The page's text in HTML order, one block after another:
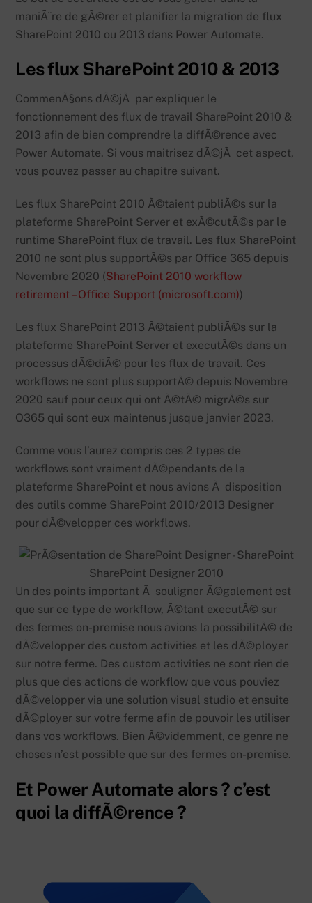
maniÃ¨re de gÃ©rer et planifier la migration de flux
SharePoint 2010 ou 2013 dans Power Automate.
Les flux SharePoint 2010 & 2013
CommenÃ§ons dÃ©jÃ par expliquer le
fonctionnement des flux de travail SharePoint 2010 &
2013 afin de bien comprendre la diffÃ©rence avec
Power Automate. Si vous maitrisez dÃ©jÃ cet aspect,
vous pouvez passer au chapitre suivant.
Les flux SharePoint 2010 Ã©taient publiÃ©s sur la
plateforme SharePoint Server et exÃ©cutÃ©s par le
runtime SharePoint flux de travail. Les flux SharePoint
2010 ne sont plus supportÃ©s par Office 365 depuis
Novembre 2020 (SharePoint 2010 workflow
retirement – Office Support (microsoft.com))
Les flux SharePoint 2013 Ã©taient publiÃ©s sur la
plateforme SharePoint Server et executÃ©s dans un
processus dÃ©diÃ© pour les flux de travail. Ces
workflows ne sont plus supportÃ© depuis Novembre
2020 sauf pour ceux qui ont Ã©tÃ© migrÃ©s sur
O365 qui sont eux maintenus jusque janvier 2023.
Comme vous l’aurez compris ces 2 types de
workflows sont vraiment dÃ©pendants de la
plateforme SharePoint et nous avions Ã disposition
des outils comme SharePoint 2010/2013 Designer
pour dÃ©velopper ces workflows.
SharePoint Designer 2010
Un des points important Ã souligner Ã©galement est
que sur ce type de workflow, Ã©tant executÃ© sur
des fermes on-premise nous avions la possibilitÃ© de
dÃ©velopper des custom activities et les dÃ©ployer
sur notre ferme. Des custom activities ne sont rien de
plus que des actions de workflow que vous pouviez
dÃ©velopper via une solution visual studio et ensuite
dÃ©ployer sur votre ferme afin de pouvoir les utiliser
dans vos workflows. Bien Ã©videmment, ce genre ne
choses n’est possible que sur des fermes on-premise.
Et Power Automate alors ? c’est
quoi la diffÃ©rence ?